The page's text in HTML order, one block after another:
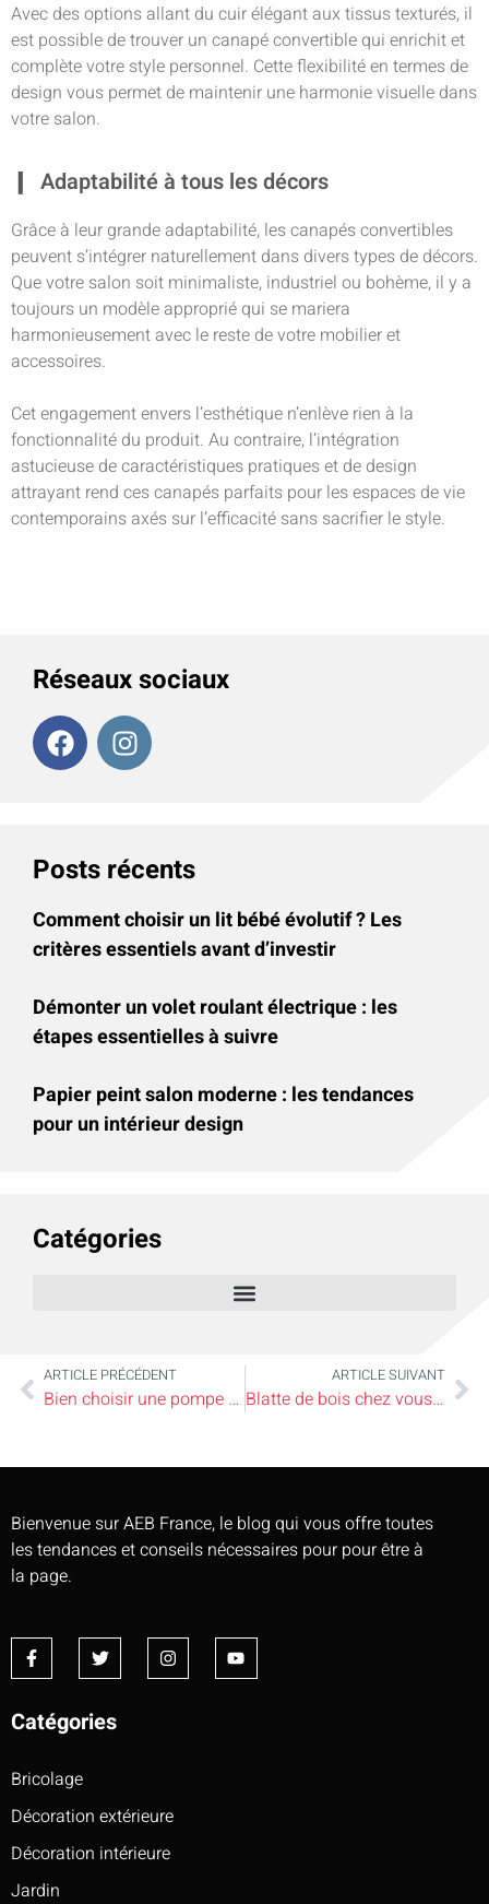
Avec des options allant du cuir élégant aux tissus texturés, il
est possible de trouver un canapé convertible qui enrichit et
complète votre style personnel. Cette flexibilité en termes de
design vous permet de maintenir une harmonie visuelle dans
votre salon.
Adaptabilité à tous les décors
Grâce à leur grande adaptabilité, les canapés convertibles
peuvent s’intégrer naturellement dans divers types de décors.
Que votre salon soit minimaliste, industriel ou bohème, il y a
toujours un modèle approprié qui se mariera
harmonieusement avec le reste de votre mobilier et
accessoires.
Cet engagement envers l’esthétique n’enlève rien à la
fonctionnalité du produit. Au contraire, l’intégration
astucieuse de caractéristiques pratiques et de design
attrayant rend ces canapés parfaits pour les espaces de vie
contemporains axés sur l’efficacité sans sacrifier le style.
Réseaux sociaux
Posts récents
Comment choisir un lit bébé évolutif ? Les
critères essentiels avant d’investir
Démonter un volet roulant électrique : les
étapes essentielles à suivre
Papier peint salon moderne : les tendances
pour un intérieur design
Catégories
ARTICLE PRÉCÉDENT
Bien choisir une pompe pour votre bassin de jardin
ARTICLE SUIVANT
Blatte de bois chez vous : maîtrisez l’art de la cohabitation sans stress
Bienvenue sur AEB France, le blog qui vous offre toutes
les tendances et conseils nécessaires pour pour être à
la page.
Catégories
Bricolage
Décoration extérieure
Décoration intérieure
Jardin